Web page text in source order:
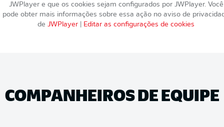
JWPlayere que os cookies sejam configurados por JWPlayer. Você
pode obter mais informações sobre essa ação no aviso de
de JWPlayer Editar as configurações de cookies
COMPANHEIROS DE EQUIPE